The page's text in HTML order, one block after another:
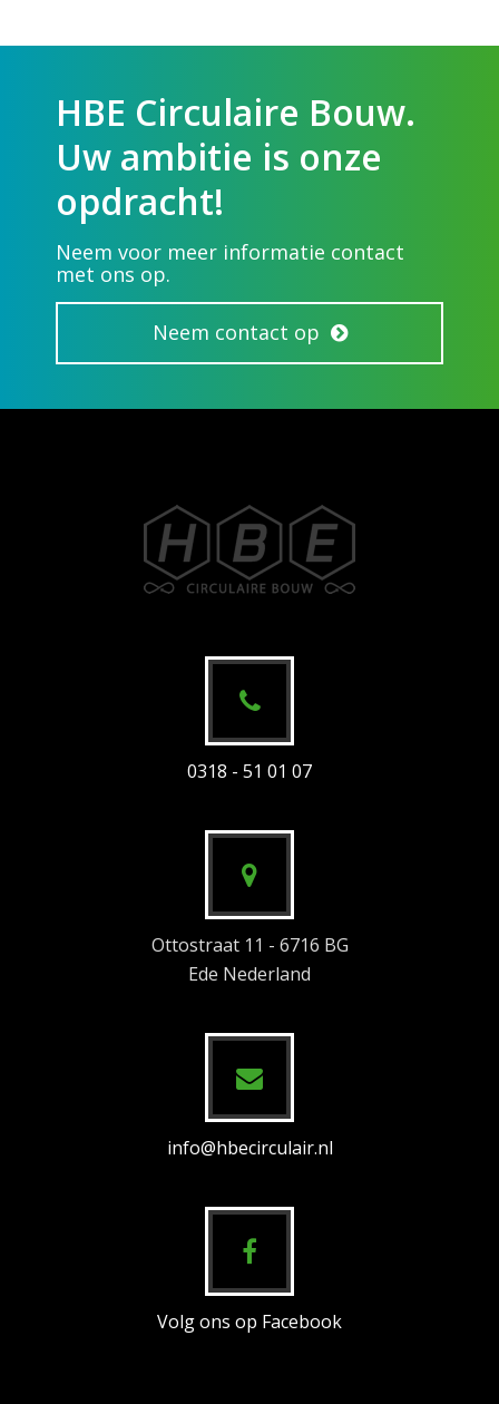
HBE Circulaire Bouw.
Uw ambitie is onze
opdracht!
Neem voor meer informatie contact
met ons op.
Neem contact op
0318 - 51 01 07
Ottostraat 11 - 6716 BG
Ede Nederland
info@hbecirculair.nl
Volg ons op Facebook